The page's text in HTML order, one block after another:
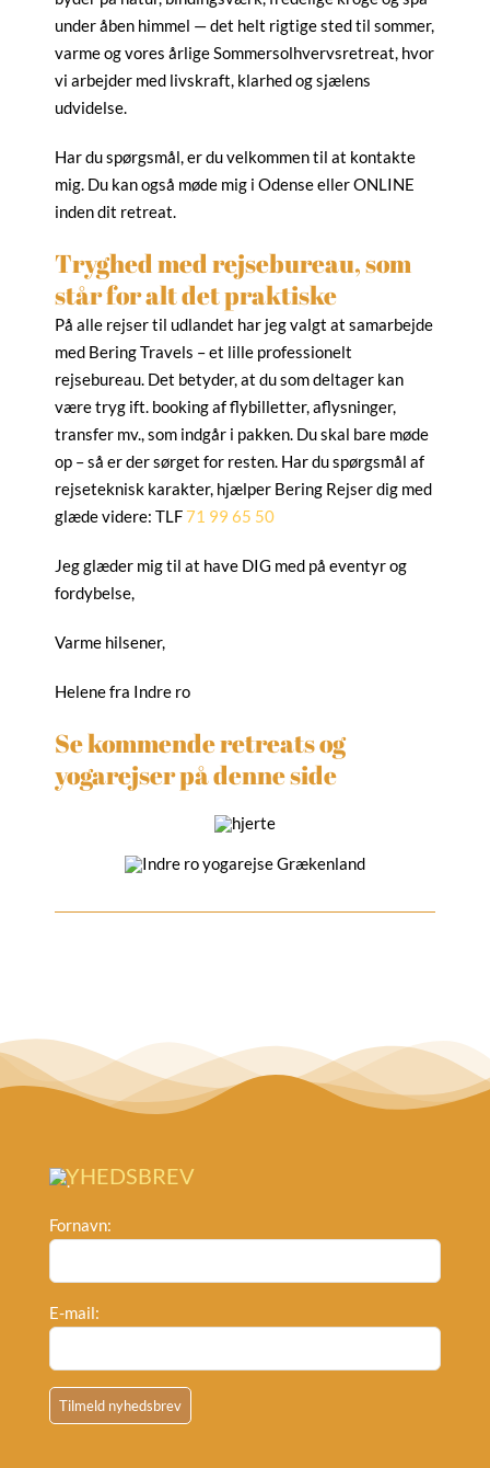
under åben himmel — det helt rigtige sted til sommer,
varme og vores årlige Sommersolhvervsretreat, hvor
vi arbejder med livskraft, klarhed og sjælens
udvidelse.
Har du spørgsmål, er du velkommen til at kontakte
mig. Du kan også møde mig i Odense eller ONLINE
inden dit retreat.
Tryghed med rejsebureau, som
står for alt det praktiske
På alle rejser til udlandet har jeg valgt at samarbejde
med Bering Travels – et lille professionelt
rejsebureau. Det betyder, at du som deltager kan
være tryg ift. booking af flybilletter, aflysninger,
transfer mv., som indgår i pakken. Du skal bare møde
op – så er der sørget for resten. Har du spørgsmål af
rejseteknisk karakter, hjælper Bering Rejser dig med
glæde videre: TLF71 99 65 50
Jeg glæder mig til at have DIG med på eventyr og
fordybelse,
Varme hilsener,
Helene fra Indre ro
Se kommende retreats og
yogarejser på denne side
NYHEDSBREV
Fornavn:
E-mail: